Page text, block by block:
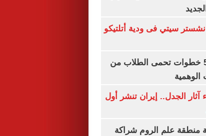
سيتي فى ودية أتلتيكو
التعليم العالى تحذر: 5 خطوات تحمى الطلاب من
الوهمية
آثار الجدل.. إيران تنشر أول
منطقة علم الروم شراكة